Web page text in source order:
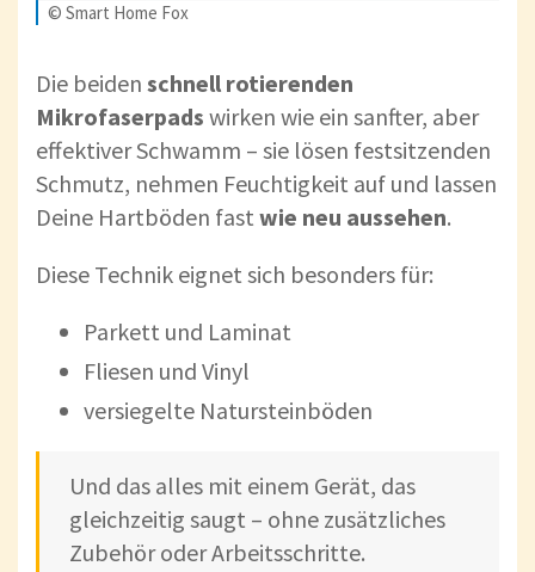
© Smart Home Fox
Die beiden schnell rotierenden
Mikrofaserpads wirken wie ein sanfter, aber
effektiver Schwamm – sie lösen festsitzenden
Schmutz, nehmen Feuchtigkeit auf und lassen
Deine Hartböden fast wie neu aussehen.
Diese Technik eignet sich besonders für:
Parkett und Laminat
Fliesen und Vinyl
versiegelte Natursteinböden
Und das alles mit einem Gerät, das
gleichzeitig saugt – ohne zusätzliches
Zubehör oder Arbeitsschritte.